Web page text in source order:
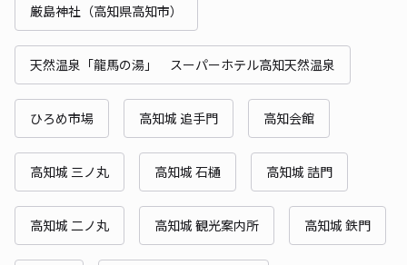
厳島神社（高知県高知市）
天然温泉「龍馬の湯」 スーパーホテル高知天然温泉
ひろめ市場 高知城 追手門 高知会館
高知城 三ノ丸 高知城 石樋 高知城 詰門
高知城 二ノ丸 高知城 観光案内所 高知城 鉄門